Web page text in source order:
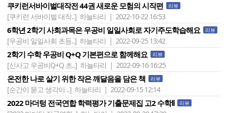
쿠키런서바이벌대작전 44권 새로운 모험의 시작편 리뷰
[쿠키런 서바이벌 대작..] 하늘타리 | 2022-10-22 16:53
6학년 2학기 사회과목은 우공비 일일사회로 자기주도학습해요 리뷰
[우공비 일일사회 초등..] 하늘타리 | 2022-09-25 13:42
2학기 수학 우공비 Q+Q 기본편으로 함께해요 리뷰
[신사고 우공비Q+Q 초..] 하늘타리 | 2022-09-16 16:25
온전한 나로 살기 위한 작은 깨달음을 담은 책 리뷰
[순간이 묻고 생각이 ..] 하늘타리 | 2022-09-15 12:14
2022 마더텅 전국연합 학력평가 기출문제집 고2 수학Ⅱ 리뷰